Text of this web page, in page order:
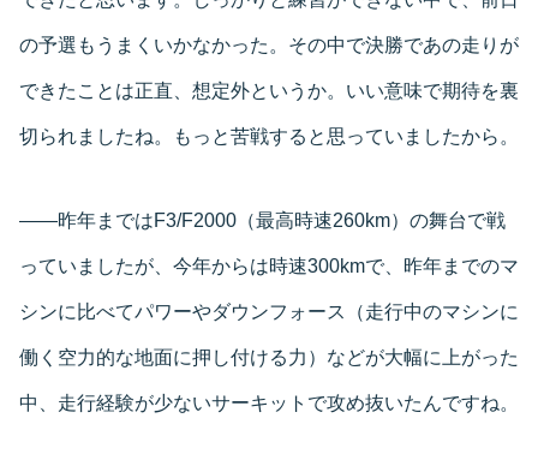
の予選もうまくいかなかった。その中で決勝であの走りが
できたことは正直、想定外というか。いい意味で期待を裏
切られましたね。もっと苦戦すると思っていましたから。
――昨年まではF3/F2000（最高時速260km）の舞台で戦
っていましたが、今年からは時速300kmで、昨年までのマ
シンに比べてパワーやダウンフォース（走行中のマシンに
働く空力的な地面に押し付ける力）などが大幅に上がった
中、走行経験が少ないサーキットで攻め抜いたんですね。